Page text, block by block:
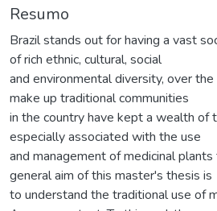
Resumo
Brazil stands out for having a vast
of rich ethnic, cultural, social
and environmental diversity, over
make up traditional communities
in the country have kept a wealth of
especially associated with the use
and management of medicinal
general aim of this master's thesis is
to understand the traditional use of